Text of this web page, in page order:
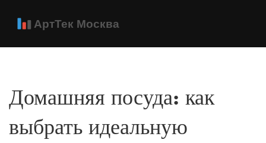
Домашняя посуда: как
выбрать идеальную